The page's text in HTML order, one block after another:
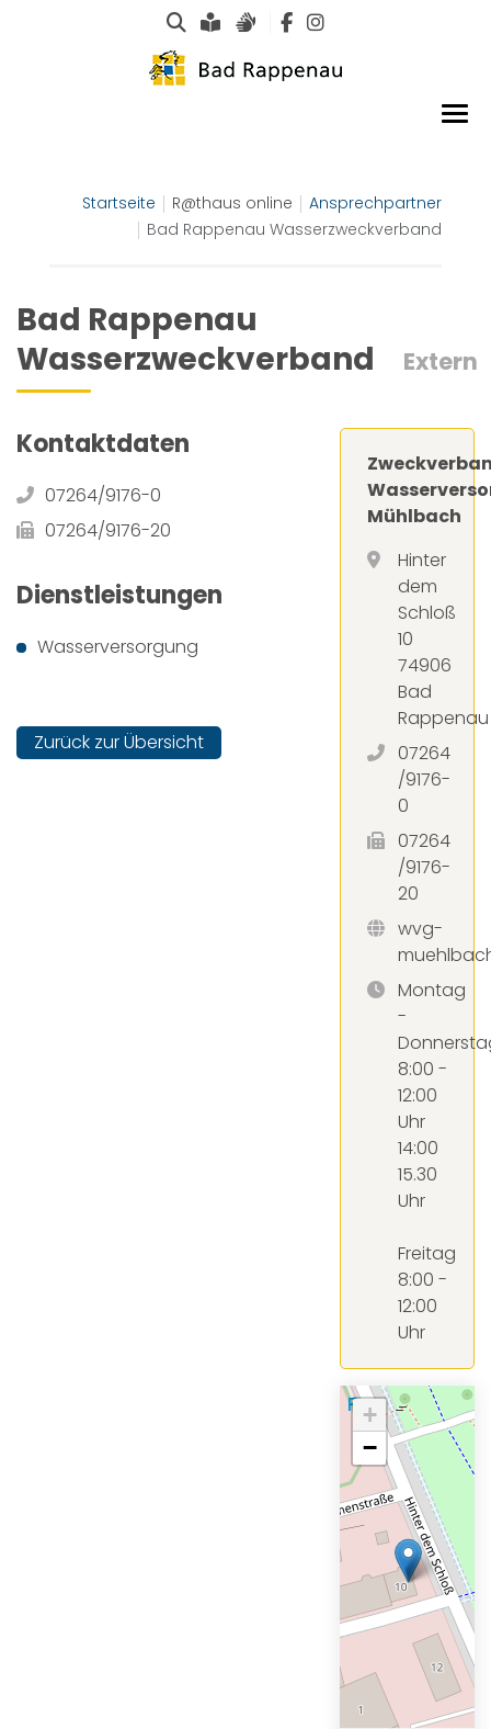
Suche
Leichte Sprache
Gebärdensprachen
Startseite R@thaus online
Ansprechpartner
Bad Rappenau Wasserzweckverband
Bad Rappenau
Wasserzweckverband
Extern
Kontaktdaten
07264/9176-0
07264/9176-20
Dienstleistungen
Wasserversorgung
Zurück zur Übersicht
Mühlbach
Hinter
dem
Schloß
10
74906
Bad
Rappenau
07264
/9176-
0
07264
/9176-
20
wvg-
Montag
-
8:00 -
12:00
Uhr
14:00
15.30
Uhr
Freitag
8:00 -
12:00
Uhr
+
−